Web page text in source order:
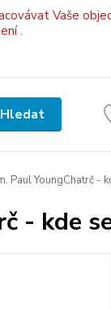
Vaše
.
Hledat
Paul YoungChatrč -
- kde